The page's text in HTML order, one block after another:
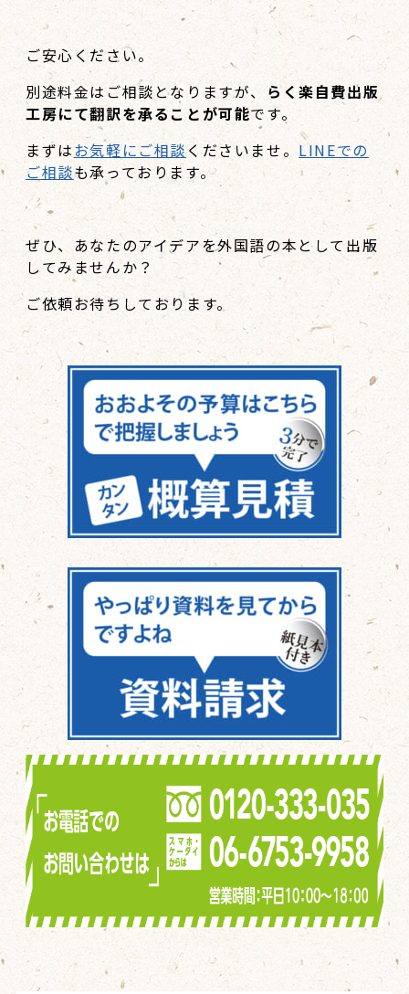
ご安心ください。
別途料金はご相談となりますが、 らく楽自費出版
工房にて翻訳を承ることが可能です。
まずはお気軽にご相談 くださいませ。 LINEでの
ご相談も承っております。
ぜひ、あなたのアイデアを外国語の本として出版
してみませんか？
ご依頼お待ちしております。